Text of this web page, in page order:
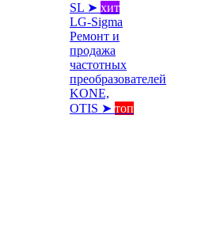
SL ➤ хит
LG-Sigma
Ремонт и
продажа
частотных
преобразователей
KONE,
OTIS ➤ топ